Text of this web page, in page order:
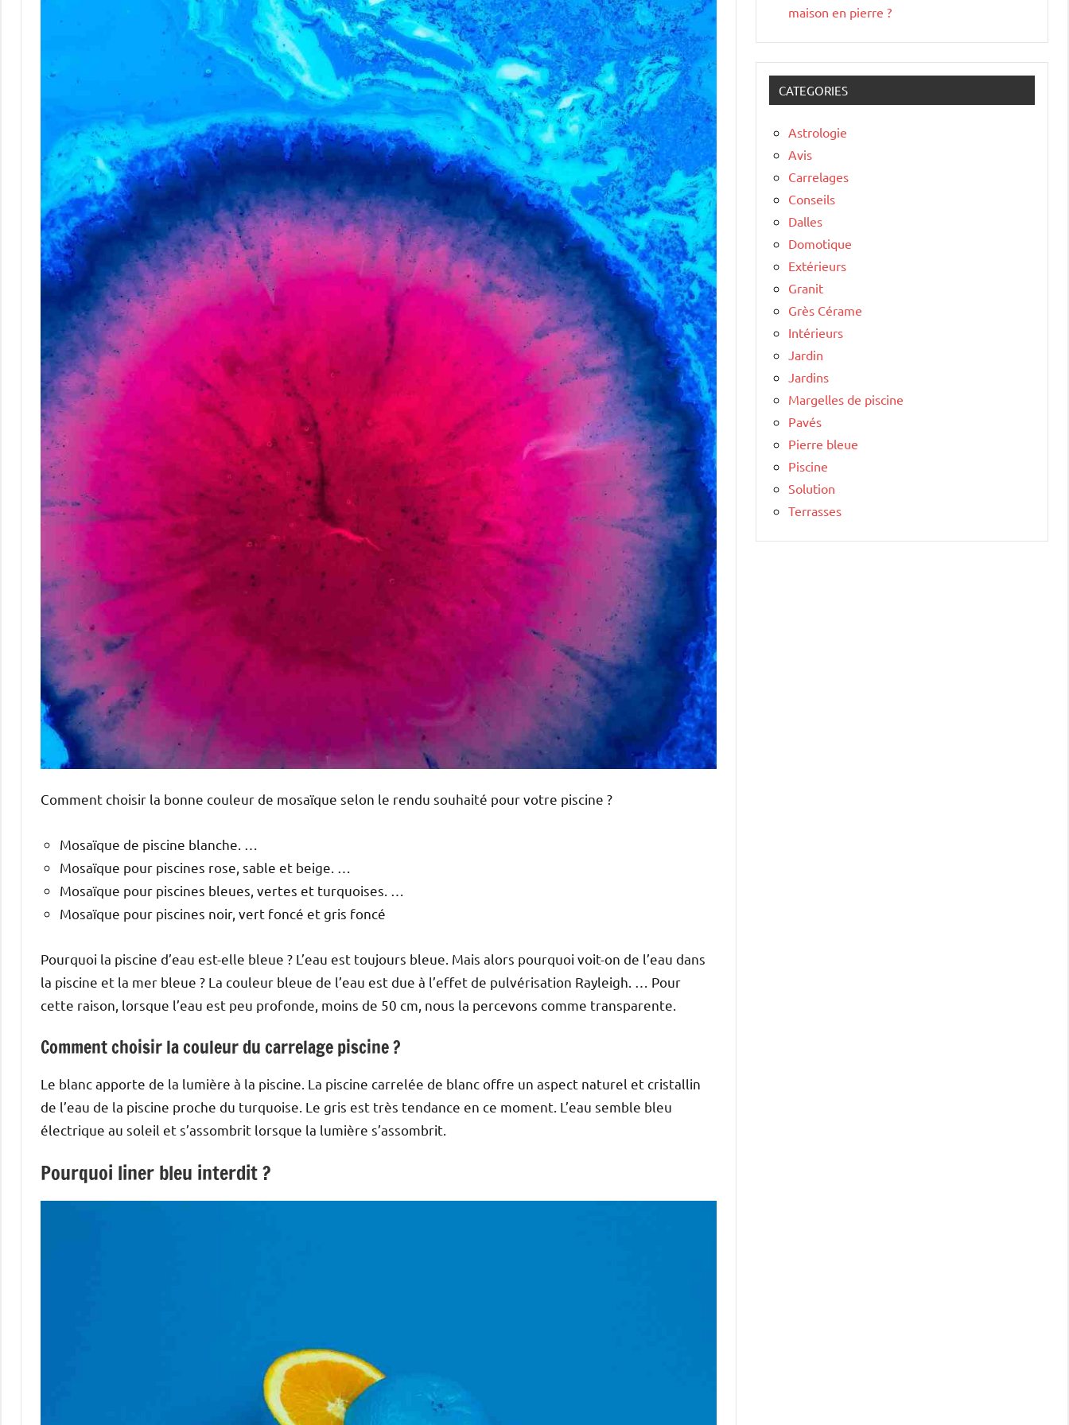
Comment choisir la bonne couleur de mosaïque selon le rendu souhaité pour votre piscine ?
Mosaïque de piscine blanche. …
Mosaïque pour piscines rose, sable et beige. …
Mosaïque pour piscines bleues, vertes et turquoises. …
Mosaïque pour piscines noir, vert foncé et gris foncé
Pourquoi la piscine d’eau est-elle bleue ? L’eau est toujours bleue. Mais alors pourquoi voit-on de l’eau dans
la piscine et la mer bleue ? La couleur bleue de l’eau est due à l’effet de pulvérisation Rayleigh. … Pour
cette raison, lorsque l’eau est peu profonde, moins de 50 cm, nous la percevons comme transparente.
Comment choisir la couleur du carrelage piscine ?
Le blanc apporte de la lumière à la piscine. La piscine carrelée de blanc offre un aspect naturel et cristallin
de l’eau de la piscine proche du turquoise. Le gris est très tendance en ce moment. L’eau semble bleu
électrique au soleil et s’assombrit lorsque la lumière s’assombrit.
Pourquoi liner bleu interdit ?
maison en pierre ?
CATEGORIES
Astrologie
Avis
Carrelages
Conseils
Dalles
Domotique
Extérieurs
Granit
Grès Cérame
Intérieurs
Jardin
Jardins
Margelles de piscine
Pavés
Pierre bleue
Piscine
Solution
Terrasses